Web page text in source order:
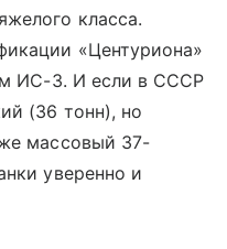
класса.
«Центуриона»
ИС-3. И если в СССР
(36 тонн), но
массовый 37-
уверенно и